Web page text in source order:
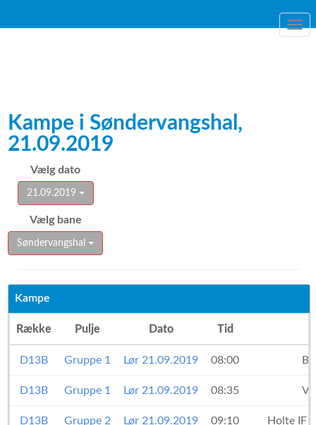
Kampe i Søndervangshal,
21.09.2019
Vælg dato
21.09.2019
Vælg bane
Søndervangshal
Kampe
Række Pulje Dato Tid
D13B Gruppe 1 Lør 21.09.2019 08:00
D13B Gruppe 1 Lør 21.09.2019 08:35
D13B Gruppe 2 Lør 21.09.2019 09:10 Holte IF